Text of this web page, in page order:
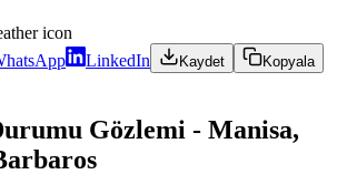
LinkedIn Kaydet Kopyala
Gözlemi - Manisa,